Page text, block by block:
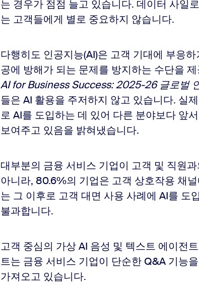
는 경우가 점점 늘고 있습니다. 데이터 사일
는 고객들에게 별로 중요하지 않습니다.
다행히도 인공지능(AI)은 고객 기대에 부응
공에 방해가 되는 문제를 방지하는 수단을
AI for Business Success: 2025-26글로벌
들은 AI 활용을 주저하지 않고 있습니다. 실
로 AI를 도입하는 데 있어 다른 분야보다 앞
보여주고 있음을 밝혀냈습니다.
대부분의 금융 서비스 기업이 고객 및 직원
아니라, 80.6%의 기업은 고객 상호작용 채
는 그 이후로 고객 대면 사용 사례에 AI를 도
불과합니다.
고객 중심의 가상 AI 음성 및 텍스트 에이전
트는 금융 서비스 기업이 단순한 Q&A 기능
가져오고 있습니다.